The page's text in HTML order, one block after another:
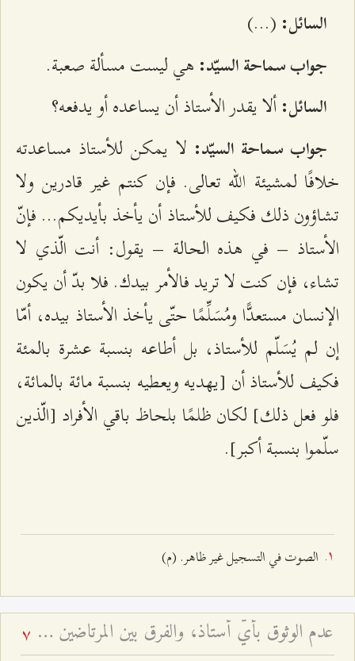
السائل: (...)
جواب سماحة السيّد: هي ليست مسألة صعبة.
السائل:ألا يقدر الأستاذ أن يساعده أو يدفعه؟
جواب سماحة السيّد: لا يمكن للأستاذ مساعدته
خلافًا لمشيئة الله تعالى. فإن كنتم غير قادرين ولا
تشاؤون ذلك فكيف للأستاذ أن يأخذ بأيديكم... فإنّ
الأستاذ – في هذه الحالة – يقول: أنت الّذي لا
تشاء، فإن كنت لا تريد فالأمر بيدك. فلا بدّ أن يكون
الإنسان مستعدًّا ومُسَلِّمًا حتّى يأخذ الأستاذ بيده، أمّا
إن لم يُسَلّم للأستاذ، بل أطاعه بنسبة عشرة بالمئة
فكيف للأستاذ أن [يهديه ويعطيه بنسبة مائة بالمائة،
فلو فعل ذلك] لكان ظلمًا بلحاظ باقي الأفراد [الّذين
سلّموا بنسبة أكبر].
الصوت في التسجيل غير ظاهر. (م)
عدم الوثوق بأيّ أستاذ، والفرق بين المرتاضين وأولياء الله، و... - محاضرات جبل عامل - أسئلة وأجوبة الرجال - ج ۷ 7